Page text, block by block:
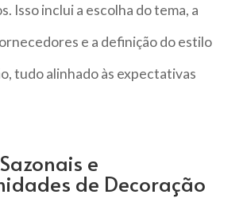
Isso inclui a escolha do tema, a
e a definição do estilo
tudo alinhado às expectativas
e
de Decoração